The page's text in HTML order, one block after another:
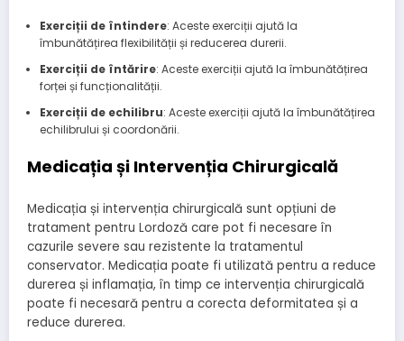
Exerciții de întindere: Aceste exerciții ajută la
îmbunătățirea flexibilității și reducerea durerii.
Exerciții de întărire: Aceste exerciții ajută la îmbunătățirea
forței și funcționalității.
Exerciții de echilibru: Aceste exerciții ajută la îmbunătățirea
echilibrului și coordonării.
Medicația și Intervenția Chirurgicală
Medicația și intervenția chirurgicală sunt opțiuni de
tratament pentru Lordoză care pot fi necesare în
cazurile severe sau rezistente la tratamentul
conservator. Medicația poate fi utilizată pentru a reduce
durerea și inflamația, în timp ce intervenția chirurgicală
poate fi necesară pentru a corecta deformitatea și a
reduce durerea.